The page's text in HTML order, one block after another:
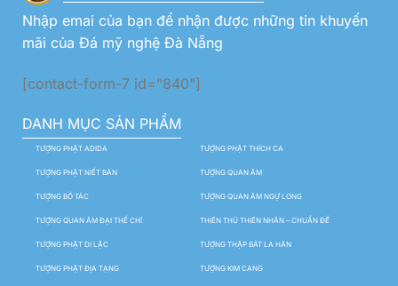
Nhập emai của bạn để nhận được những tin khuyến
mãi của Đá mỹ nghệ Đà Nẵng
[contact-form-7 id="840"]
DANH MỤC SẢN PHẨM
TƯỢNG PHẬT ADIDA TƯỢNG PHẬT THÍCH CA
TƯỢNG PHẬT NIẾT BÀN TƯỢNG QUAN ÂM
TƯỢNG BỒ TÁC TƯỢNG QUAN ÂM NGỰ LONG
TƯỢNG QUAN ÂM ĐẠI THẾ CHÍ THIÊN THỦ THIÊN NHÃN – CHUẨN ĐỀ
TƯỢNG PHẬT DI LẶC TƯỢNG THẬP BÁT LA HÁN
TƯỢNG PHẬT ĐỊA TẠNG TƯỢNG KIM CANG